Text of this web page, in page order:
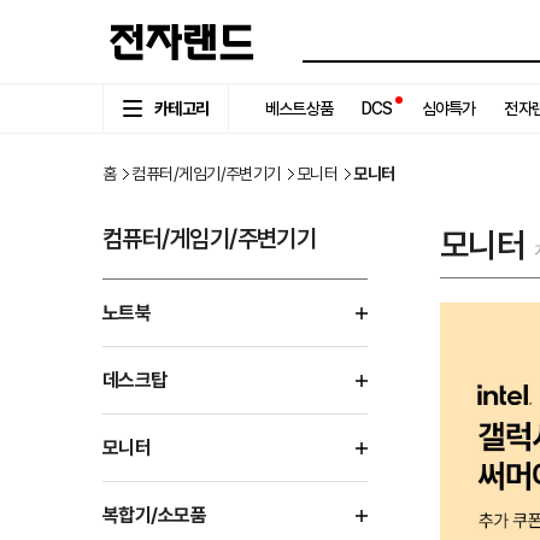
카테고리 베스트상품 DCS 심야특가 전자
홈 컴퓨터/게임기/주변기기 모니터 모니터
컴퓨터/게임기/주변기기
노트북
데스크탑
모니터
복합기/소모품
모니터